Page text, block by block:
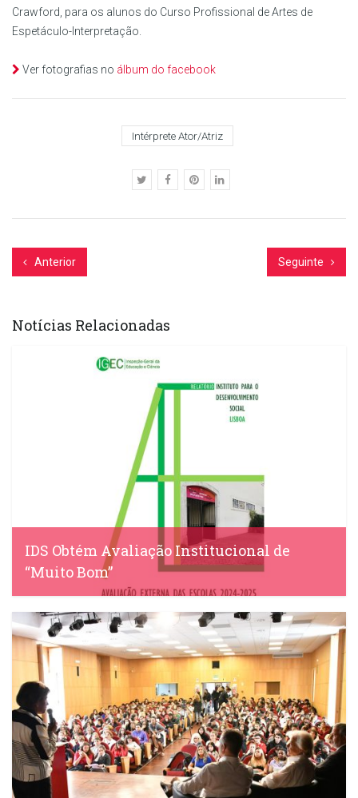
Crawford, para os alunos do Curso Profissional de Artes de
Espetáculo-Interpretação.
Ver fotografias no álbum do facebook
Intérprete Ator/Atriz
Anterior Seguinte
Notícias Relacionadas
IDS Obtém Avaliação Institucional de
“Muito Bom”
IDS, 22 Abril, 2025